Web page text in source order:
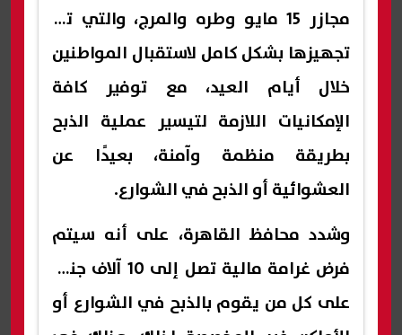
مجازر 15 مايو وطره والمرج، والتي تم
تجهيزها بشكل كامل لاستقبال المواطنين
خلال أيام العيد، مع توفير كافة
الإمكانيات اللازمة لتيسير عملية الذبح
بطريقة منظمة وآمنة، بعيدًا عن
العشوائية أو الذبح في الشوارع.
وشدد محافظ القاهرة، على أنه سيتم
فرض غرامة مالية تصل إلى 10 آلاف جنيه
على كل من يقوم بالذبح في الشوارع أو